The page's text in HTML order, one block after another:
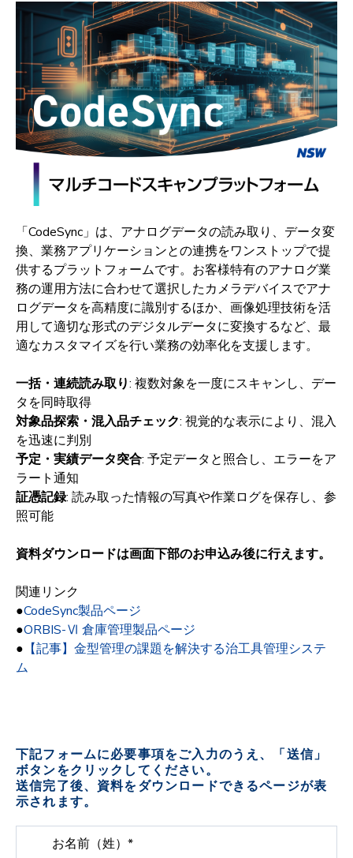
「CodeSync」は、アナログデータの読み取り、データ変
換、業務アプリケーションとの連携をワンストップで提
供するプラットフォームです。お客様特有のアナログ業
務の運用方法に合わせて選択したカメラデバイスでアナ
ログデータを高精度に識別するほか、画像処理技術を活
用して適切な形式のデジタルデータに変換するなど、最
適なカスタマイズを行い業務の効率化を支援します。
一括・連続読み取り: 複数対象を一度にスキャンし、デー
タを同時取得
対象品探索・混入品チェック: 視覚的な表示により、混入
を迅速に判別
予定・実績データ突合: 予定データと照合し、エラーをア
ラート通知
証憑記録: 読み取った情報の写真や作業ログを保存し、参
照可能
資料ダウンロードは画面下部のお申込み後に行えます。
関連リンク
●CodeSync製品ページ
●ORBIS-Ⅵ 倉庫管理製品ページ
● 【記事】金型管理の課題を解決する治工具管理システ
ム
下記フォームに必要事項をご入力のうえ、「送信」
ボタンをクリックしてください。
送信完了後、資料をダウンロードできるページが表
示されます。
お名前（姓） *